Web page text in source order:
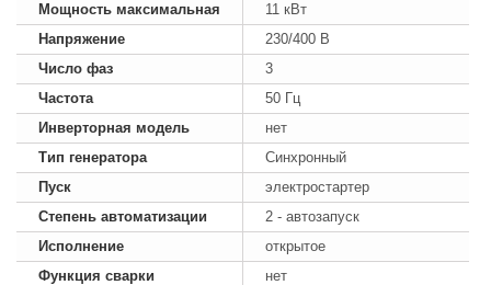
Мощность максимальная
11 кВт
Напряжение
230/400 В
Число фаз
3
Частота
50 Гц
Инверторная модель
нет
Тип генератора
Синхронный
Пуск
электростартер
Степень автоматизации
2 - автозапуск
Исполнение
открытое
Функция сварки
нет